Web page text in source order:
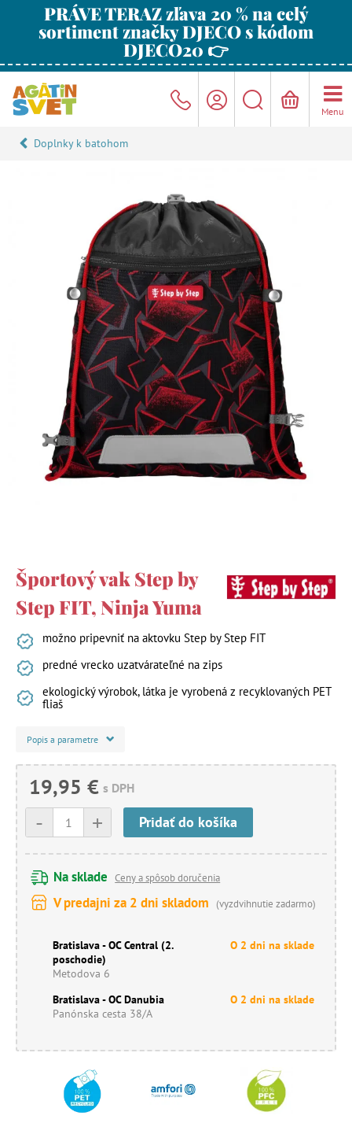
PRÁVE TERAZ zľava 20 % na celý
sortiment značky DJECO s kódom
DJECO20 👉
Menu
Doplnky k batohom
Športový vak Step by
Step FIT, Ninja Yuma
možno pripevniť na aktovku Step by Step FIT
predné vrecko uzatvárateľné na zips
ekologický výrobok, látka je vyrobená z recyklovaných PET
fliaš
Popis a parametre
19,95 € s DPH
+
- Pridať do košíka
Na sklade Ceny a spôsob doručenia
V predajni za 2 dni skladom (vyzdvihnutie zadarmo)
Bratislava - OC Central (2.
poschodie)
Metodova 6
O 2 dni na sklade
Bratislava - OC Danubia
Panónska cesta 38/A
O 2 dni na sklade